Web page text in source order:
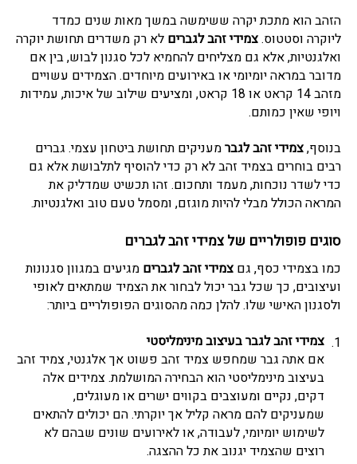
הזהב הוא מתכת יקרה ששימשה במשך מאות שנים כמדד
ליוקרה וסטטוס.צמידי זהב לגברים לא רק משדרים תחושת יוקרה
ואלגנטיות, אלא גם מצליחים להחמיא לכל סגנון לבוש, בין אם
מדובר במראה יומיומי או באירועים מיוחדים. הצמידים עשויים
מזהב 14 קראט או 18 קראט, ומציעים שילוב של איכות, עמידות
ויופי שאין כמותם.
בנוסף,צמידי זהב לגברמעניקים תחושת ביטחון עצמי. גברים
רבים בוחרים בצמיד זהב לא רק כדי להוסיף לתלבושת אלא גם
כדי לשדר נוכחות, מעמד ותחכום. זהו תכשיט שמדליק את
המראה הכולל מבלי להיות מוגזם, ומסמל טעם טוב ואלגנטיות.
סוגים פופולריים שלצמידי זהב לגברים
כמו בצמידי כסף, גם צמידי זהב לגברים מגיעים במגוון סגנונות
ועיצובים, כך שכל גבר יכול לבחור את הצמיד שמתאים לאופי
ולסגנון האישי שלו. להלן כמה מהסוגים הפופולריים ביותר:
צמידי זהב לגברבעיצוב מינימליסטי
אם אתה גבר שמחפש צמיד זהב פשוט אך אלגנטי, צמיד זהב
בעיצוב מינימליסטי הוא הבחירה המושלמת. צמידים אלה
דקים, נקיים ומעוצבים בקווים ישרים או מעוגלים,
שמעניקים להם מראה קליל אך יוקרתי. הם יכולים להתאים
לשימוש יומיומי, לעבודה, או לאירועים שונים שבהם לא
רוצים שהצמיד יגנוב את כל ההצגה.